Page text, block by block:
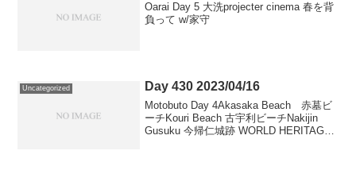
Oarai Day 5 大洗projecter cinema 春を背
負って w/家守
Uncategorized Day 430 2023/04/16
Motobuto Day 4Akasaka Beach 赤墓ビ
ーチKouri Beach 古宇利ビーチNakijin
Gusuku 今帰仁城跡 WORLD HERITAGE